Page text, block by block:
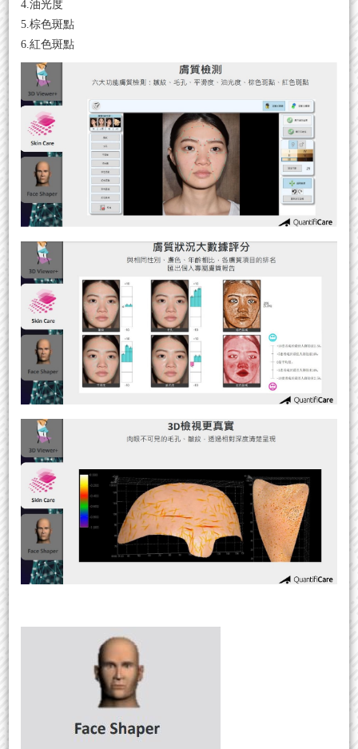
4.油光度
5.棕色斑點
6.紅色斑點